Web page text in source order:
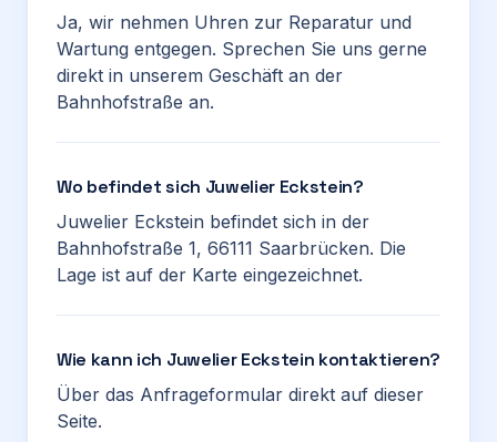
Ja, wir nehmen Uhren zur Reparatur und
Wartung entgegen. Sprechen Sie uns gerne
direkt in unserem Geschäft an der
Bahnhofstraße an.
Wo befindet sich Juwelier Eckstein?
Juwelier Eckstein befindet sich in der
Bahnhofstraße 1, 66111 Saarbrücken. Die
Lage ist auf der Karte eingezeichnet.
Wie kann ich Juwelier Eckstein kontaktieren?
Über das Anfrageformular direkt auf dieser
Seite.